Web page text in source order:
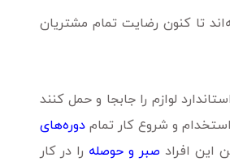
تا کنون رضایت تمام مشتریان
لوازم را جابجا و حمل کنند
و شروع کار تمام دوره‌های
این افراد صبر و حوصله را در کار